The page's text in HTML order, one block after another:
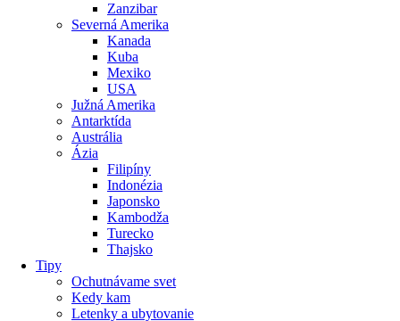
Zanzibar
Severná Amerika
Kanada
Kuba
Mexiko
USA
Južná Amerika
Antarktída
Austrália
Ázia
Filipíny
Indonézia
Japonsko
Kambodža
Turecko
Thajsko
Tipy
Ochutnávame svet
Kedy kam
Letenky a ubytovanie